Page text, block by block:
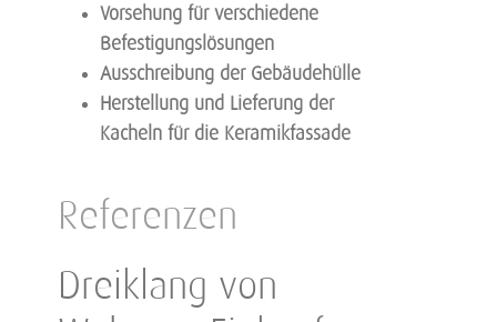
Vorsehung für verschiedene
Befestigungslösungen
Ausschreibung der Gebäudehülle
Herstellung und Lieferung der
Kacheln für die Keramikfassade
Referenzen
Dreiklang von